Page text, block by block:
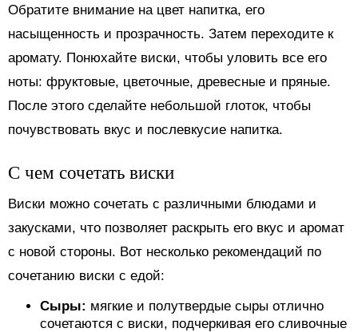
Обратите внимание на цвет напитка, его
насыщенность и прозрачность. Затем переходите к
аромату. Понюхайте виски, чтобы уловить все его
ноты: фруктовые, цветочные, древесные и пряные.
После этого сделайте небольшой глоток, чтобы
почувствовать вкус и послевкусие напитка.
С чем сочетать виски
Виски можно сочетать с различными блюдами и
закусками, что позволяет раскрыть его вкус и аромат
с новой стороны. Вот несколько рекомендаций по
сочетанию виски с едой:
Сыры: мягкие и полутвердые сыры отлично
сочетаются с виски, подчеркивая его сливочные